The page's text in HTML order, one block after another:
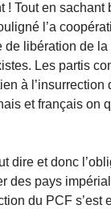
Tout en sachant
l’a
libération de
Les partis
à
et français on
dire et donc
des pays
du PCF s’est